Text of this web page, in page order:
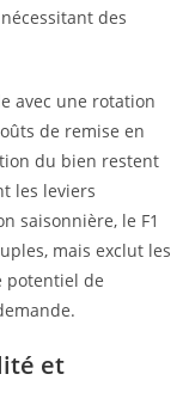
des
avec une rotation
de remise en
du bien restent
les leviers
saisonnière, le F1
mais exclut les
potentiel de
et